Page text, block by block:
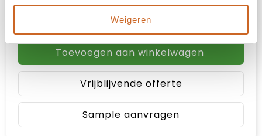
Weigeren
Selecteer jouw opties voor de prijsopgave.
Toevoegen aan winkelwagen
Vrijblijvende offerte
Sample aanvragen